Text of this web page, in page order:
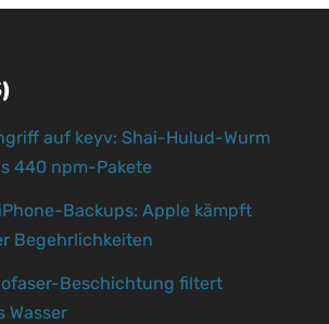
auf keyv: Shai-Hulud-Wurm
440 npm-Pakete
Backups: Apple kämpft
Begehrlichkeiten
Beschichtung filtert
Wasser